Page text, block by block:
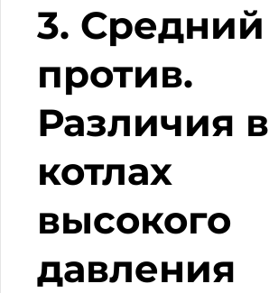
3. Средний
против.
Различия в
котлах
высокого
давления